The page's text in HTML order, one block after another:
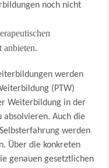
noch nicht
anbieten.
werden
(PTW)
Weiterbildung in der
absolvieren. Auch die
werden
Über die konkreten
genauen gesetztlichen